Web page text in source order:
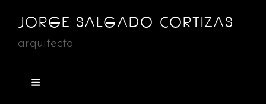
JORGE SALGADO CORTIZAS
arquitecto